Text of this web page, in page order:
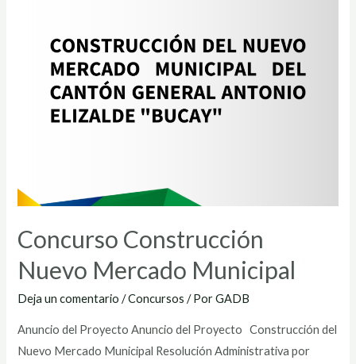
Concurso Construcción
Nuevo Mercado Municipal
Deja un comentario /Concursos / PorGADB
Anuncio del Proyecto Anuncio del Proyecto Construcción del
Nuevo Mercado Municipal Resolución Administrativa por